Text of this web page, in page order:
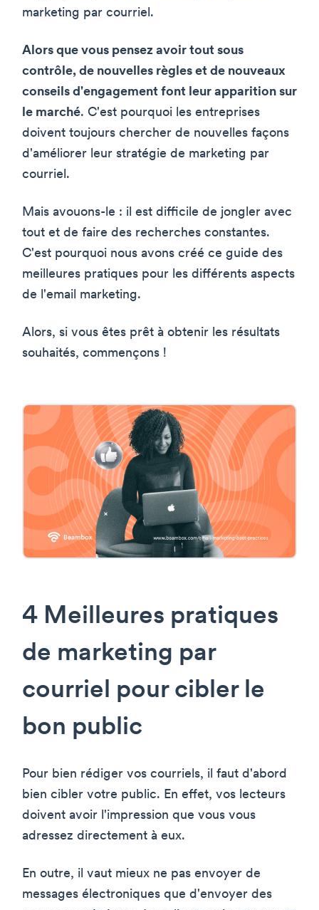
marketing par courriel.
Alors que vous pensez avoir tout sous
contrôle, de nouvelles règles et de nouveaux
conseils d'engagement font leur apparition sur
le marché. C'est pourquoi les entreprises
doivent toujours chercher de nouvelles façons
d'améliorer leur stratégie de marketing par
courriel.
Mais avouons-le : il est difficile de jongler avec
tout et de faire des recherches constantes.
C'est pourquoi nous avons créé ce guide des
meilleures pratiques pour les différents aspects
de l'email marketing.
Alors, si vous êtes prêt à obtenir les résultats
souhaités, commençons !
4 Meilleures pratiques
de marketing par
courriel pour cibler le
bon public
Pour bien rédiger vos courriels, il faut d'abord
bien cibler votre public. En effet, vos lecteurs
doivent avoir l'impression que vous vous
adressez directement à eux.
En outre, il vaut mieux ne pas envoyer de
messages électroniques que d'envoyer des